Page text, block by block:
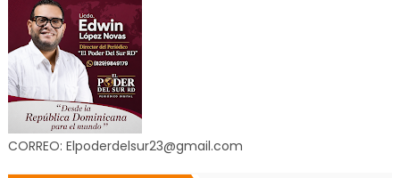
CORREO: Elpoderdelsur23@gmail.com